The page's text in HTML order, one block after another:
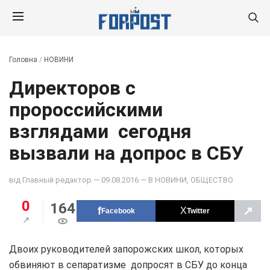
Головна / НОВИНИ
Директоров с
пророссийскими
взглядами сегодня
вызвали на допрос в СБУ
від Главный редактор — 09.08.2016 — В НОВИНИ ОБЩЕСТВО
0 164 Facebook Twitter ↗
Двоих руководителей запорожских школ, которых
обвиняют в сепаратизме допросят в СБУ до конца